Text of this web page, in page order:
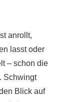
anrollt,
lasst oder
– schon die
Schwingt
Blick auf